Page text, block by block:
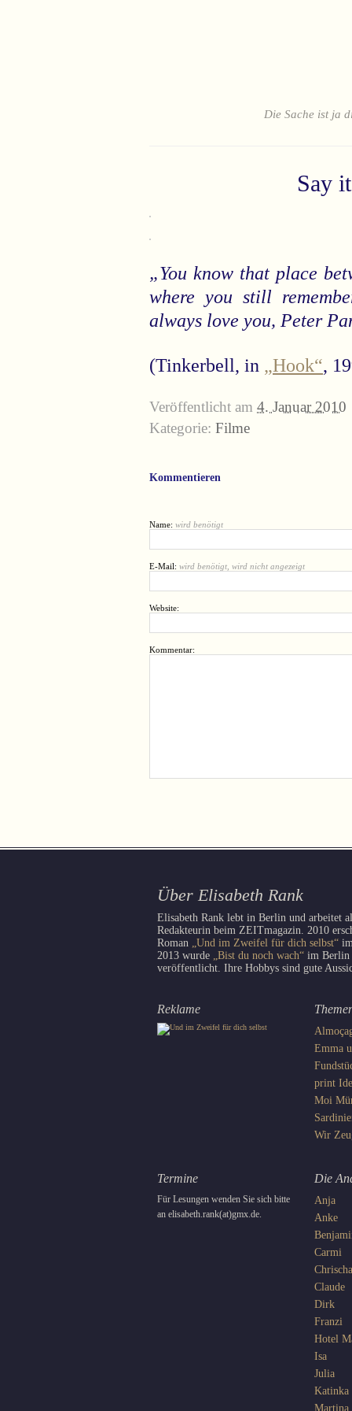
Die Sache ist ja
Say
„You know that place
where you still
always love you, Peter
(Tinkerbell, in „Hook“,
Veröffentlicht am 4. Januar 2010
Kategorie: Filme
Kommentieren
Name: wird benötigt
E-Mail: wird benötigt, wird nicht angezeigt
Website:
Kommentar:
Über Elisabeth Rank
Elisabeth Rank lebt in Berlin und arbeitet
Redakteurin beim ZEITmagazin. 2010
Roman „Und im Zweifel für dich selbst“
2013 wurde „Bist du noch wach“ im Berlin
veröffentlicht. Ihre Hobbys sind gute
Reklame
Emma
print
Moi
Wir
Termine
Für Lesungen wenden Sie sich bitte
an elisabeth.rank(at)gmx.de.
Die
Anja
Anke
Carmi
Chrischa
Claude
Dirk
Franzi
Hotel
Isa
Julia
Katinka
Martina